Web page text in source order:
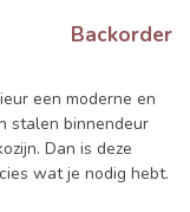
Backorder
een moderne en
stalen binnendeur
Dan is deze
wat je nodig hebt.